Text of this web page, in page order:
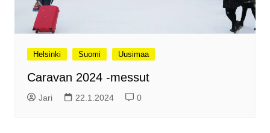
Helsinki Suomi Uusimaa
Caravan 2024 -messut
Jari 22.1.2024 0